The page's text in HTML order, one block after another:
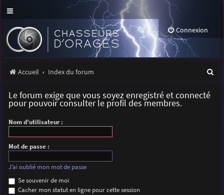
Connexion
Accueil Index du forum
Le forum exige que vous soyez enregistré et connecté
pour pouvoir consulter le profil des membres.
Nom d’utilisateur :
Mot de passe :
J’ai oublié mon mot de passe
Se souvenir de moi
Cacher mon statut en ligne pour cette session